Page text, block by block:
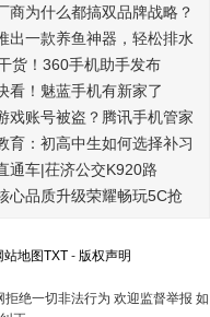
商为什么都搞双品牌战略？
出一款养鱼神器，轻松排水
货！360手机助手发布
看！魅蓝手机有新家了
戏账号被盗？腾讯手机管家
育：初高中生如何选择补习
通车|茌济公交K920路
心品质升级荣耀畅玩5C抢
站地图TXT- 版权声明
拒绝一切非法行为 欢迎监督举报 如